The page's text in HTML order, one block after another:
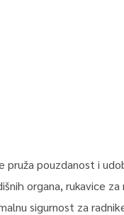
pouzdanost i
organa, rukavice
sigurnost za